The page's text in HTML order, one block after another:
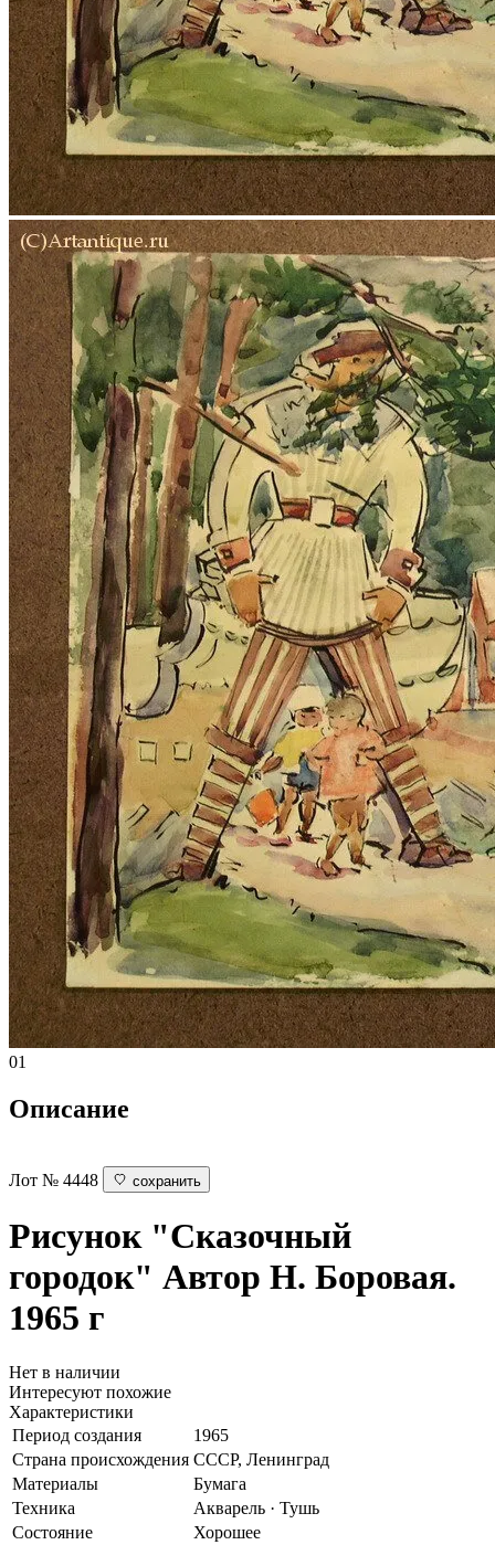
01
Описание
Лот № 4448 сохранить
Рисунок "Сказочный
городок" Автор Н. Боровая.
1965 г
Нет в наличии
Интересуют похожие
Характеристики
Период создания
1965
Страна происхождения СССР, Ленинград
Материалы
Бумага
Техника
Акварель · Тушь
Состояние
Хорошее